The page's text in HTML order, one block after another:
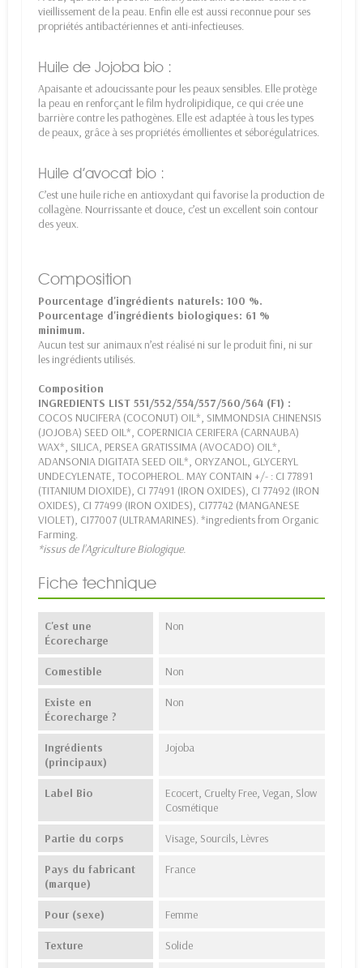
vieillissement de la peau. Enfin elle est aussi reconnue pour ses
propriétés antibactériennes et anti-infectieuses.
Huile de Jojoba bio :
Apaisante et adoucissante pour les peaux sensibles. Elle protège
la peau en renforçant le film hydrolipidique, ce qui crée une
barrière contre les pathogènes. Elle est adaptée à tous les types
de peaux, grâce à ses propriétés émollientes et séborégulatrices.
Huile d’avocat bio :
C’est une huile riche en antioxydant qui favorise la production de
collagène. Nourrissante et douce, c’est un excellent soin contour
des yeux.
Composition
Pourcentage d'ingrédients naturels: 100 %.
Pourcentage d'ingrédients biologiques: 61 %
minimum.
Aucun test sur animaux n’est réalisé ni sur le produit fini, ni sur
les ingrédients utilisés.
Composition
INGREDIENTS LIST 551/552/554/557/560/564 (F1) :
COCOS NUCIFERA (COCONUT) OIL*, SIMMONDSIA CHINENSIS
(JOJOBA) SEED OIL*, COPERNICIA CERIFERA (CARNAUBA)
WAX*, SILICA, PERSEA GRATISSIMA (AVOCADO) OIL*,
ADANSONIA DIGITATA SEED OIL*, ORYZANOL, GLYCERYL
UNDECYLENATE, TOCOPHEROL. MAY CONTAIN +/- : CI 77891
(TITANIUM DIOXIDE), CI 77491 (IRON OXIDES), CI 77492 (IRON
OXIDES), CI 77499 (IRON OXIDES), CI77742 (MANGANESE
VIOLET), CI77007 (ULTRAMARINES). *ingredients from Organic
Farming.
*issus de l’Agriculture Biologique.
Fiche technique
C'est une
Écorecharge
Non
Comestible Non
Existe en
Écorecharge ?
Non
Ingrédients
(principaux)
Jojoba
Label Bio
Ecocert, Cruelty Free, Vegan, Slow
Cosmétique
Partie du corps Visage, Sourcils, Lèvres
Pays du fabricant
(marque)
France
Pour (sexe) Femme
Texture Solide